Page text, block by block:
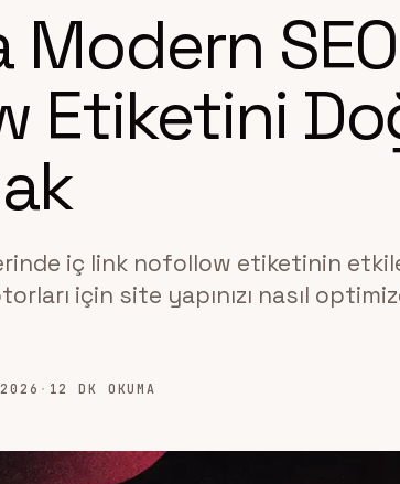
Modern
Etiketini
iç link nofollow etiketinin
için site yapınızı nasıl
· 12 DK OKUMA